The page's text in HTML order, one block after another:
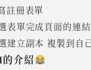
註冊表單
表單完成頁面的連結
建立副本 複製到自
介紹